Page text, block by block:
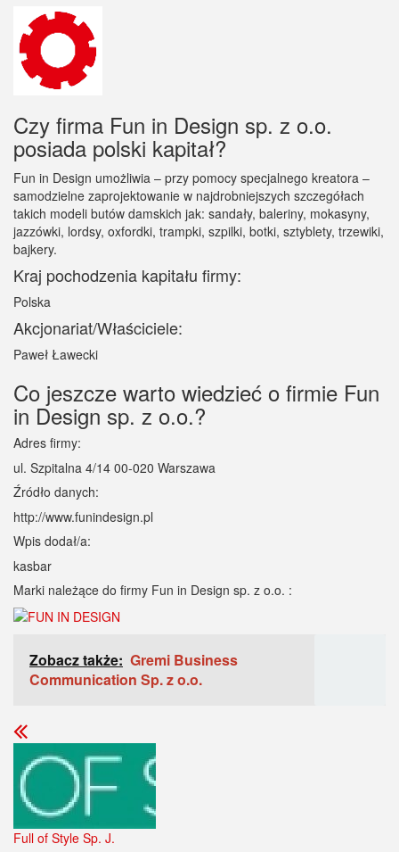
Czy firma Fun in Design sp. z o.o.
posiada polski kapitał?
Fun in Design umożliwia – przy pomocy specjalnego kreatora –
samodzielne zaprojektowanie w najdrobniejszych szczegółach
takich modeli butów damskich jak: sandały, baleriny, mokasyny,
jazzówki, lordsy, oxfordki, trampki, szpilki, botki, sztyblety, trzewiki,
bajkery.
Kraj pochodzenia kapitału firmy:
Polska
Akcjonariat/Właściciele:
Paweł Ławecki
Co jeszcze warto wiedzieć o firmie Fun
in Design sp. z o.o.?
Adres firmy:
ul. Szpitalna 4/14 00-020 Warszawa
Źródło danych:
http://www.funindesign.pl
Wpis dodał/a:
kasbar
Marki należące do firmy Fun in Design sp. z o.o. :
Zobacz także: Gremi Business
Communication Sp. z o.o.
Full of Style Sp. J.